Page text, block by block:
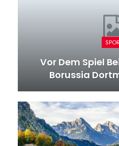
Vor Dem Spiel
Borussia